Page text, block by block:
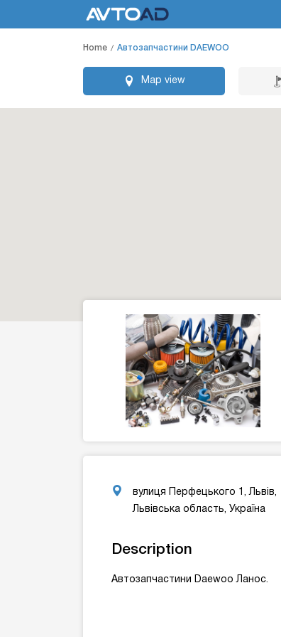
Home Автозапчастини DAEWOO
Map view
вулиця Перфецького 1, Львів,
Львівська область, Україна
Description
Автозапчастини Daewoo Ланос.